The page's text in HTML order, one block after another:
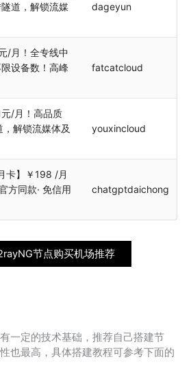
道，解锁流媒
dageyun
/月！全专线中
设备数！高峰
fatcatcloud
元/月！高品质
解锁流媒体及
youxincloud
卡】￥198 /月
方同款· 免信用
chatgptdaichong
节点购买机场推荐
一定的技术基础，推荐自己搭建节
也最高，具体搭建教程可参考下面的